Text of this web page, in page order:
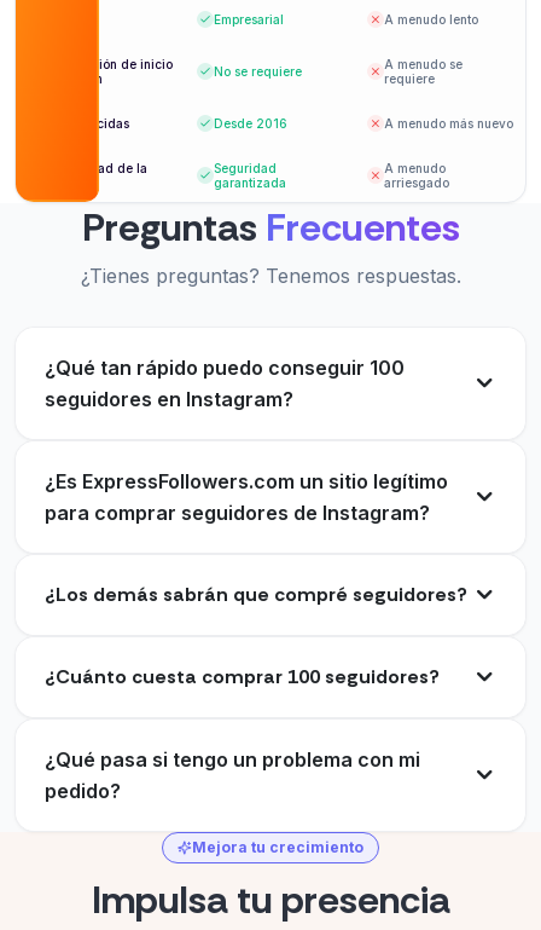
Empresarial A menudo lento
Información de inicio
de sesión
No se requiere
A menudo se
requiere
Establecidas Desde 2016 A menudo más nuevo
Seguridad de la
Seguridad
garantizada
A menudo
arriesgado
Preguntas Frecuentes
¿Tienes preguntas? Tenemos respuestas.
¿Qué tan rápido puedo conseguir 100
seguidores en Instagram?
¿Es ExpressFollowers.com un sitio legítimo
para comprar seguidores de Instagram?
¿Los demás sabrán que compré seguidores?
¿Cuánto cuesta comprar 100 seguidores?
¿Qué pasa si tengo un problema con mi
pedido?
Mejora tu crecimiento
Impulsa tu presencia